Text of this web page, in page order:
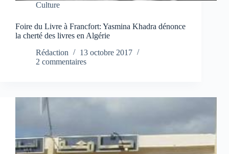
Culture
Foire du Livre à Francfort: Yasmina Khadra dénonce
la cherté des livres en Algérie
Rédaction
13 octobre 2017
2 commentaires